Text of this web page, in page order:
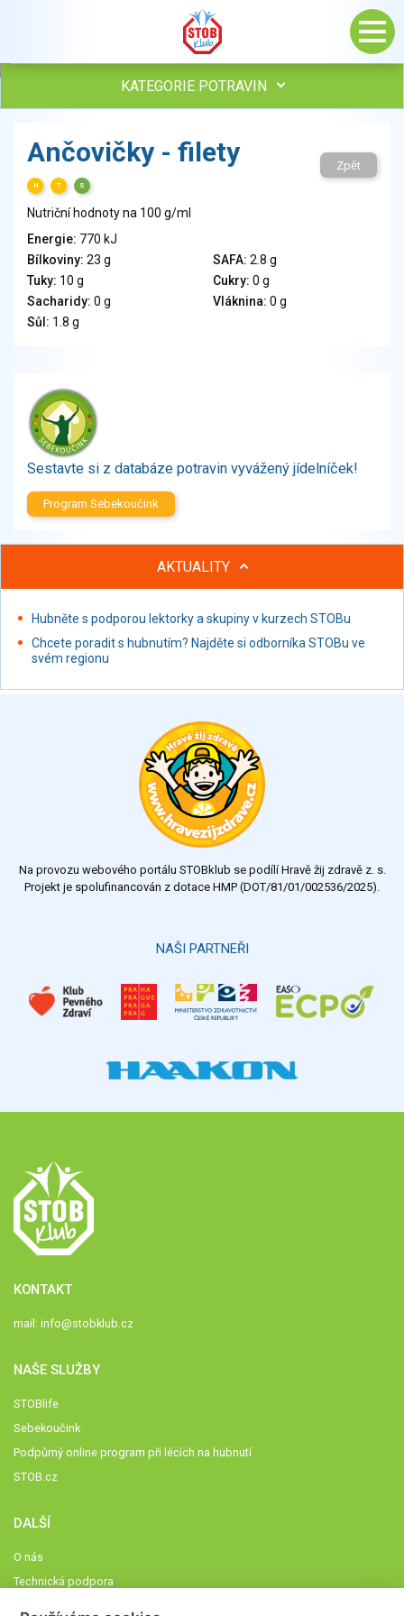
KATEGORIE POTRAVIN
Vejce
Mléko
Veganské a vegetariánské výrobky
Tuky
Obiloviny, mouka, cereální výrobky
Chléb, pečivo, křehké chleby, pufované výrobky
Ořechy, semena
Zelenina
Brambory, luštěniny, houby
Sladkosti, slané výrobky
Ochucovadla, přísady, sladidla
Proteinové výrobky, doplňky stravy
Nápoje alkoholické
Restaurace, jídelny, hotová jídla
Fastfood
Studená kuchyně, lahůdkářské výrobky
Ančovičky - filety
H T S
Zpět
Nutriční hodnoty na 100 g/ml
Energie: 770 kJ
Bílkoviny: 23 g SAFA: 2.8 g
Tuky: 10 g Cukry: 0 g
Sacharidy: 0 g Vláknina: 0 g
Sůl: 1.8 g
Sestavte si z databáze potravin vyvážený jídelníček!
Program Sebekoučink
AKTUALITY
Hubněte s podporou lektorky a skupiny v kurzech STOBu
Chcete poradit s hubnutím? Najděte si odborníka STOBu ve
svém regionu
Na provozu webového portálu STOBklub se podílí Hravě žij zdravě z. s.
Projekt je spolufinancován z dotace HMP (DOT/81/01/002536/2025).
NAŠI PARTNEŘI
KONTAKT
mail: info@stobklub.cz
NAŠE SLUŽBY
STOBlife
Sebekoučink
Podpůrný online program při lécích na hubnutí
STOB.cz
DALŠÍ
O nás
Technická podpora